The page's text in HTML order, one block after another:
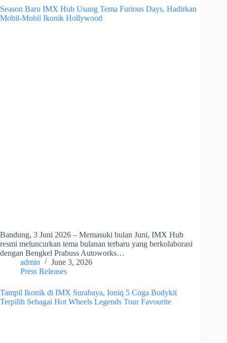
Season Baru IMX Hub Usung Tema Furious Days, Hadirkan
Mobil-Mobil Ikonik Hollywood
Bandung, 3 Juni 2026 – Memasuki bulan Juni, IMX Hub
resmi meluncurkan tema bulanan terbaru yang berkolaborasi
dengan Bengkel Prabuss Autoworks…
admin
June 3, 2026
Press Releases
Tampil Ikonik di IMX Surabaya, Ioniq 5 Coga Bodykit
Terpilih Sebagai Hot Wheels Legends Tour Favourite